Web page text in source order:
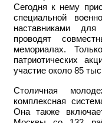
Сегодня к нему
специальной
наставниками
проводят
мемориалах.
патриотических
участие около 85
Столичная
комплексная
Она также